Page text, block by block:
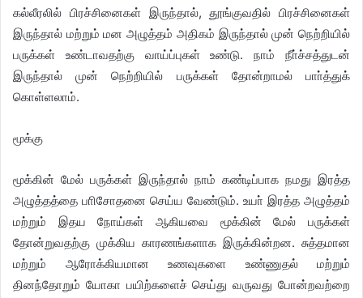
கல்லீரலில் பிரச்சினைகள் இருந்தால், தூங்குவதில் பிரச்சினைகள்
இருந்தால் மற்றும் மன அழுத்தம் அதிகம் இருந்தால் முன் நெற்றியில்
பருக்கள் உண்டாவதற்கு வாய்ப்புகள் உண்டு. நாம் நீா்ச்சத்துடன்
இருந்தால் முன் நெற்றியில் பருக்கள் தோன்றாமல் பாா்த்துக்
கொள்ளலாம்.
மூக்கு
மூக்கின் மேல் பருக்கள் இருந்தால் நாம் கண்டிப்பாக நமது இரத்த
அழுத்தத்தை பாிசோதனை செய்ய வேண்டும். உயா் இரத்த அழுத்தம்
மற்றும் இதய நோய்கள் ஆகியவை மூக்கின் மேல் பருக்கள்
தோன்றுவதற்கு முக்கிய காரணங்களாக இருக்கின்றன. சுத்தமான
மற்றும் ஆரோக்கியமான உணவுகளை உண்ணுதல் மற்றும்
தினந்தோறும் யோகா பயிற்களைச் செய்து வருவது போன்றவற்றை